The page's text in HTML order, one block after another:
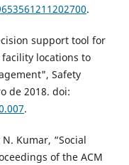
.
support tool for
locations to
Safety
de 2018. doi:
.
Kumar, “Social
of the ACM